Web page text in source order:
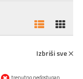
Izbriši sve